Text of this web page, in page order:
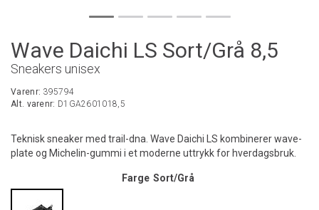
Wave Daichi LS Sort/Grå 8,5
Sneakers unisex
Varenr: 395794
Alt. varenr: D1GA2601018,5
Teknisk sneaker med trail-dna. Wave Daichi LS kombinerer wave-
plate og Michelin-gummi i et moderne uttrykk for hverdagsbruk.
Farge Sort/Grå